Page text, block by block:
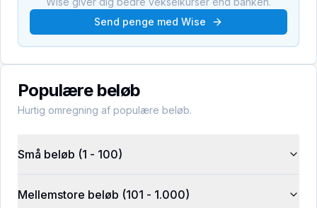
Send penge med Wise
Populære beløb
Hurtig omregning af populære beløb.
Små beløb (1 - 100)
Mellemstore beløb (101 - 1.000)